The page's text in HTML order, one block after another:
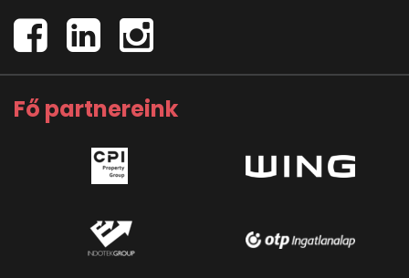
Fő partnereink